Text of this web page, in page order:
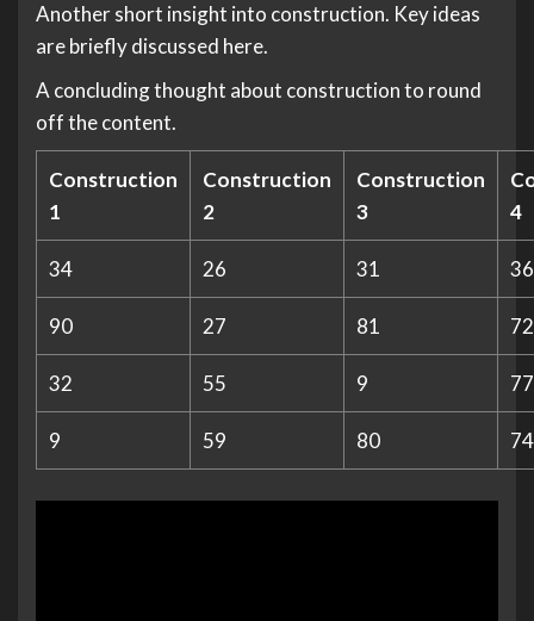
Another short insight into construction. Key ideas
are briefly discussed here.
A concluding thought about construction to round
off the content.
Construction
1
Construction
2
Construction
3
4
34 26 31 36
90 27 81 72
32 55 9 77
9 59 80 74